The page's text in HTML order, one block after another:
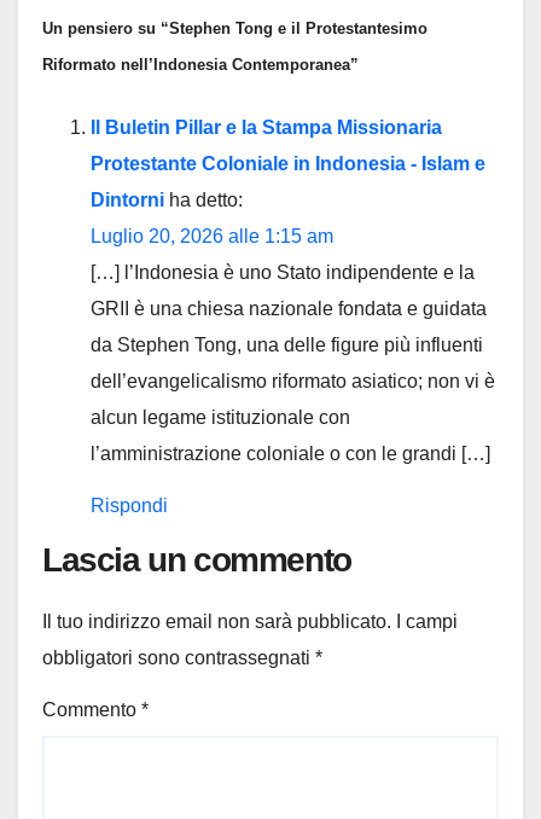
Un pensiero su “Stephen Tong e il Protestantesimo
Riformato nell’Indonesia Contemporanea”
Il Buletin Pillar e la Stampa Missionaria
Protestante Coloniale in Indonesia - Islam e
Dintorni ha detto:
Luglio 20, 2026 alle 1:15 am
[…] l’Indonesia è uno Stato indipendente e la
GRII è una chiesa nazionale fondata e guidata
da Stephen Tong, una delle figure più influenti
dell’evangelicalismo riformato asiatico; non vi è
alcun legame istituzionale con
l’amministrazione coloniale o con le grandi […]
Rispondi
Lascia un commento
Il tuo indirizzo email non sarà pubblicato.
I campi
obbligatori sono contrassegnati *
Commento *